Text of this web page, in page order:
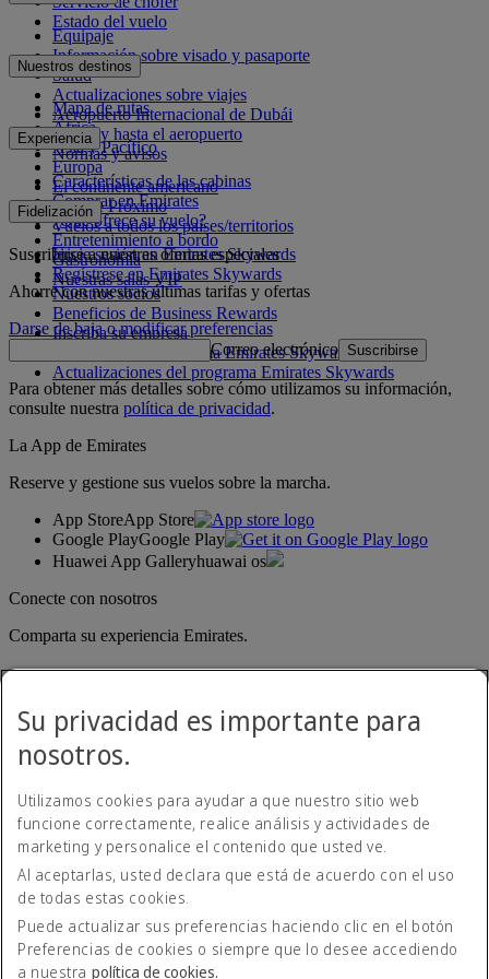
Estado del vuelo
Equipaje
Información sobre visado y pasaporte
Salud
Actualizaciones sobre viajes
Aeropuerto Internacional de Dubái
Desde y hasta el aeropuerto
Normas y avisos
Nuestros destinos
Mapa de rutas
África
Asia y Pacífico
Europa
El continente americano
Oriente Próximo
Vuelos a todos los países/territorios
Experiencia
Características de las cabinas
Comprar en Emirates
¿Qué ofrece su vuelo?
Entretenimiento a bordo
Gastronomía
Nuestras salas VIP
Fidelización
Inicie sesión en Emirates Skywards
Regístrese en Emirates Skywards
Nuestros socios
Beneficios de Business Rewards
Inscriba su empresa
Normativa del programa Emirates Skywards
Actualizaciones del programa Emirates Skywards
Suscribirse a nuestras ofertas especiales
Ahorre con nuestras últimas tarifas y ofertas
Darse de baja o modificar preferencias
Correo electrónico Suscribirse
Para obtener más detalles sobre cómo utilizamos su información,
consulte nuestra política de privacidad.
La App de Emirates
Reserve y gestione sus vuelos sobre la marcha.
App StoreApp Store
Google PlayGoogle Play
Huawei App Galleryhuawai os
Conecte con nosotros
Comparta su experiencia Emirates.
Emirates, domicilio legal: Rodríguez Peña 694, Piso 10, Ciudad
Autónoma de Buenos Aires
Declaración de accesibilidad
Contacte con nosotros
Política de privacidad
Condiciones generales
Política de cookies
Su privacidad es importante para
nosotros.
Utilizamos cookies para ayudar a que nuestro sitio web
funcione correctamente, realice análisis y actividades de
marketing y personalice el contenido que usted ve.
Al aceptarlas, usted declara que está de acuerdo con el uso
de todas estas cookies.
Puede actualizar sus preferencias haciendo clic en el botón
Preferencias de cookies o siempre que lo desee accediendo
a nuestra política de cookies.